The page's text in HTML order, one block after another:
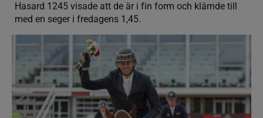
Hasard 1245 visade att de är i fin form och klämde till
med en seger i fredagens 1,45.